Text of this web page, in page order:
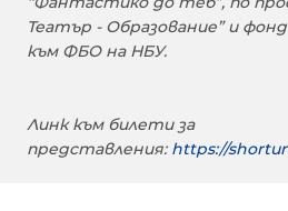
Театър - Образование” и
към ФБО на НБУ.
Линк към билети за
представления: https://